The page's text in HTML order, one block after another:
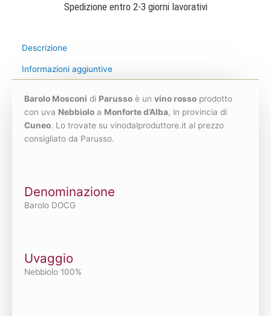
Spedizione entro 2-3 giorni lavorativi
Descrizione
Informazioni aggiuntive
Barolo Mosconi di Parusso è un vino rosso prodotto
con uva Nebbiolo a Monforte d’Alba, in provincia di
Cuneo. Lo trovate su vinodalproduttore.it al prezzo
consigliato da Parusso.
Denominazione
Barolo DOCG
Uvaggio
Nebbiolo 100%